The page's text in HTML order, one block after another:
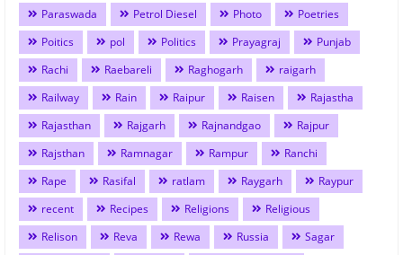
Paraswada
Petrol Diesel Photo
Poetries
Poitics
pol Politics Prayagraj
Punjab
Rachi
Raebareli Raghogarh
raigarh
Railway
Rain Raipur Raisen
Rajastha
Rajasthan
Rajgarh Rajnandgao
Rajpur
Rajsthan
Ramnagar Rampur
Ranchi
Rape
Rasifal ratlam Raygarh
Raypur
recent
Recipes Religions
Religious
Relison
Reva Rewa Russia
Sagar